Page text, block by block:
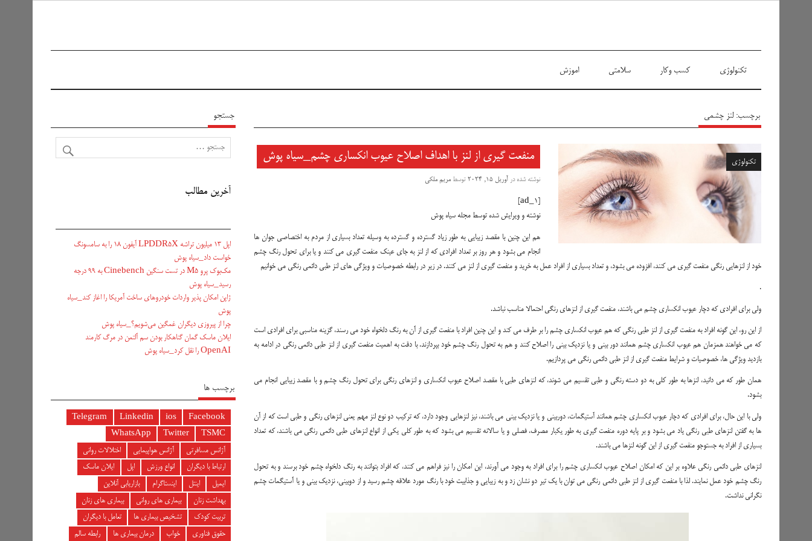
سیاه پوش
تکنولوژی کسب وکار سلامتی اموزش
برچسب:لنز چشمی
تکنولوژی منفعت گیری از لنز با اهداف اصلاح عیوب انکساری چشم_سیاه پوش
نوشته شده درآوریل 15, 2024 توسطمریم ملکی
نوشته و ویرایش شده توسط مجله سیاه پوش
هم این چنین با مقصد زیبایی به طور زیاد گسترده و گسترده به وسیله تعداد بسیاری از مردم به اختصاصی جوان ها
انجام می بشود و هر روز بر تعداد افرادی که از لنز به جای عینک منفعت گیری می کنند و یا برای تحول رنگ چشم
خود از لنزهایی رنگی منفعت گیری می کنند، افزوده می بشود، و تعداد بسیاری از افراد عمل به خرید و منفعت گیری از لنز می کنند. در زیر در رابطه خصوصیات و ویژگی های لنز طبی دائمی رنگی می خوانیم
.
ولی برای افرادی که دچار عیوب انکساری چشم می باشند، منفعت گیری از لنزهای رنگی احتمالا مناسب نباشد.
از این رو، این گونه افراد به منفعت گیری از لنز طبی رنگی که هم عیوب انکساری چشم را بر طرف می کند و این چنین افراد با منفعت گیری از آن به رنگ دلخواه خود می رسند، گزینه مناسبی برای افرادی است
که می خواهند همزمان هم عیوب انکساری چشم همانند دور بینی و یا نزدیک بینی را اصلاح کنند و هم به تحول رنگ چشم خود بپردازند. با دقت به اهمیت منفعت گیری از لنز طبی دائمی رنگی در ادامه به
بازدید ویژگی ها، خصوصیات و شرایط منفعت گیری از لنز طبی دائمی رنگی می پردازیم.
همان طور که می دانید، لنزها به طور کلی به دو دسته رنگی و طبی تقسیم می شوند، که لنزهای طبی با مقصد اصلاح عیوب انکساری و لنزهای رنگی برای تحول رنگ چشم و با مقصد زیبایی انجام می
بشود.
ولی با این حال، برای افرادی که دچار عیوب انکساری چشم همانند آستیگمات، دوربینی و یا نزدیک بینی می باشند، نیز لنزهایی وجود دارد، که ترکیب دو نوع لنز مهم یعنی لنزهای رنگی و طبی است که از آن
ها به گفتن لنزهای طبی رنگی یاد می بشود و بر پایه دوره منفعت گیری به طور یکبار مصرف، فصلی و یا سالانه تقسیم می بشود که به طور کلی یکی از انواع لنزهای طبی دائمی رنگی می باشند، که تعداد
بسیاری از افراد به جستوجو منفعت گیری از این گونه لنزها می باشند.
لنزهای طبی دائمی رنگی علاوه بر این که امکان اصلاح عیوب انکساری چشم را برای افراد به وجود می آورند، این امکان را نیز فراهم می کنند، که افراد بتوانند به رنگ دلخواه چشم خود برسند و به تحول
رنگ چشم خود عمل نمایند. لذا با منفعت گیری از لنز طبی دائمی رنگی می توان با یک تیر دو نشان زد و به زیبایی و جذابیت خود با رنگ مورد علاقه چشم رسید و از دوبینی، نزدیک بینی و یا آستیگمات چشم
نگرانی نداشت.
جستجو
آخرین مطالب
اپل ۱۳ میلیون تراشه LPDDR5X آیفون ۱۸ را به سامسونگ
خواست داد_سیاه پوش
مک‌بوک پرو M5 در تست سنگین Cinebench به ۹۹ درجه
رسید_سیاه پوش
ژاپن امکان پذیر واردات خودروهای ساخت آمریکا را اغاز کند_سیاه
پوش
چرا از پیروزی دیگران غمگین می‌شویم؟_سیاه پوش
ایلان ماسک گمان گناهکار بودن سم آلتمن در مرگ کارمند
OpenAI را نقل کرد_سیاه پوش
برچسب ها
Facebook
ios
Linkedin
Telegram
TSMC
Twitter
WhatsApp
آژانس مسافرتی
آژانس هواپیمایی
اختلالات روانی
ارتباط با دیگران
انواع ورزش اپل
ایلان ماسک
ایمیل
اینتل اینستاگرام
بازاریابی آنلاین
بهداشت زنان
بیماری های روانی
بیماری های زنان
تربیت کودک
تشخیص بیماری ها
تعامل با دیگران
حقوق فناوری
خواب درمان بیماری ها رابطه سالم